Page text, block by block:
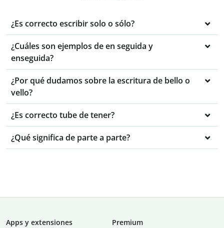
¿Es correcto escribir solo o sólo?
¿Cuáles son ejemplos de en seguida y
enseguida?
¿Por qué dudamos sobre la escritura de bello o
vello?
¿Es correcto tube de tener?
¿Qué significa de parte a parte?
Apps y extensiones
Premium